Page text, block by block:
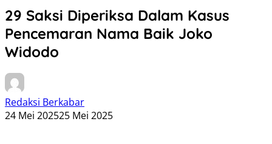
29 Saksi Diperiksa Dalam Kasus
Pencemaran Nama Baik Joko
Widodo
Redaksi Berkabar
24 Mei 202525 Mei 2025